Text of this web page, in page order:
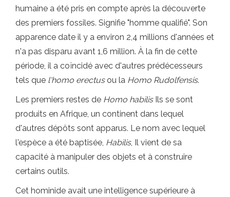
humaine a été pris en compte après la découverte
des premiers fossiles. Signifie "homme qualifié". Son
apparence date il y a environ 2,4 millions d'années et
n'a pas disparu avant 1,6 million. À la fin de cette
période, il a coïncidé avec d'autres prédécesseurs
tels que l'homo erectusou la Homo Rudolfensis.
Les premiers restes de Homo habilisIls se sont
produits en Afrique, un continent dans lequel
d'autres dépôts sont apparus. Le nom avec lequel
l'espèce a été baptisée, Habilis, Il vient de sa
capacité à manipuler des objets et à construire
certains outils.
Cet hominide avait une intelligence supérieure à